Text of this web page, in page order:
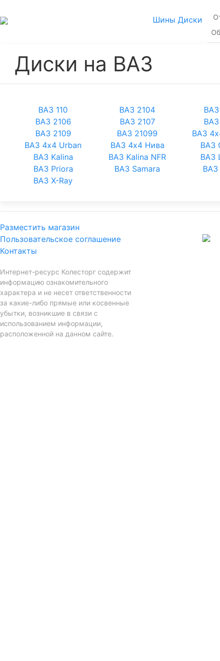
Шины Диски
Диски на ВАЗ
ВАЗ 110 ВАЗ 2104
ВАЗ 2106
ВАЗ 2107
ВАЗ 2109
ВАЗ 21099
ВАЗ
ВАЗ 4x4 Urban
ВАЗ 4х4 Нива
ВАЗ
ВАЗ Kalina
ВАЗ Kalina NFR
ВАЗ
ВАЗ Priora
ВАЗ Samara
ВАЗ
ВАЗ X-Ray
Разместить магазин
Пользовательское соглашение
Контакты
Интернет-ресурс Колесторг содержит
информацию ознакомительного
характера и не несет ответственности
за какие-либо прямые или косвенные
убытки, возникшие в связи с
использованием информации,
расположенной на данном сайте.